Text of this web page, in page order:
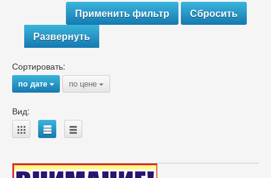
Развернуть
Сортировать:
по дате{ по цене {
Вид:
A B C